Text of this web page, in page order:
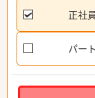
正社員
パート